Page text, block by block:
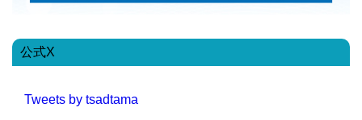
公式X
Tweets by tsadtama